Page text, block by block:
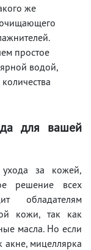
же
простое
водой,
для вашей
за кожей,
решение всех
обладателям
кожи, так как
масла. Но если
акне, мицеллярка